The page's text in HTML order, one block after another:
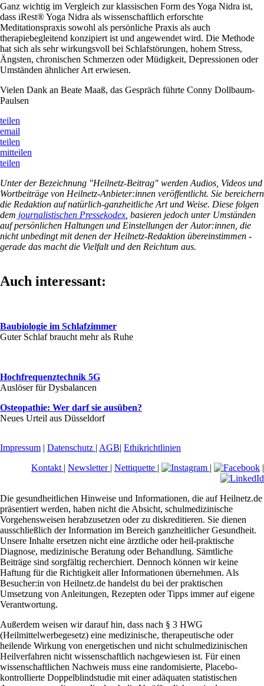
Ganz wichtig im Vergleich zur klassischen Form des Yoga Nidra ist,
dass iRest® Yoga Nidra als wissenschaftlich erforschte
Meditationspraxis sowohl als persönliche Praxis als auch
therapiebegleitend konzipiert ist und angewendet wird. Die Methode
hat sich als sehr wirkungsvoll bei Schlafstörungen, hohem Stress,
Ängsten, chronischen Schmerzen oder Müdigkeit, Depressionen oder
Umständen ähnlicher Art erwiesen.
Vielen Dank an Beate Maaß, das Gespräch führte Conny Dollbaum-
Paulsen
teilen
email
teilen
mitteilen
teilen
Unter der Bezeichnung "Heilnetz-Beitrag" werden Audios, Videos und
Wortbeiträge von Heilnetz-Anbieter:innen veröffentlicht. Sie bereichern
die Redaktion auf natürlich-ganzheitliche Art und Weise. Diese folgen
dem journalistischen Pressekodex , basieren jedoch unter Umständen
auf persönlichen Haltungen und Einstellungen der Autor:innen, die
nicht unbedingt mit denen der Heilnetz-Redaktion übereinstimmen -
gerade das macht die Vielfalt und den Reichtum aus.
Auch interessant:
Baubiologie im Schlafzimmer
Guter Schlaf braucht mehr als Ruhe
Hochfrequenztechnik 5G
Auslöser für Dysbalancen
Osteopathie: Wer darf sie ausüben?
Neues Urteil aus Düsseldorf
Impressum | Datenschutz | AGB| Ethikrichtlinien
Kontakt | Newsletter | Nettiquette | | |
Die gesundheitlichen Hinweise und Informationen, die auf Heilnetz.de
präsentiert werden, haben nicht die Absicht, schulmedizinische
Vorgehensweisen herabzusetzen oder zu diskreditieren. Sie dienen
ausschließlich der Information im Bereich ganzheitlicher Gesundheit.
Unsere Inhalte ersetzen nicht eine ärztliche oder heil-praktische
Diagnose, medizinische Beratung oder Behandlung. Sämtliche
Beiträge sind sorgfältig recherchiert. Dennoch können wir keine
Haftung für die Richtigkeit aller Informationen übernehmen. Als
Besucher:in von Heilnetz.de handelst du bei der praktischen
Umsetzung von Anleitungen, Rezepten oder Tipps immer auf eigene
Verantwortung.
Außerdem weisen wir darauf hin, dass nach § 3 HWG
(Heilmittelwerbegesetz) eine medizinische, therapeutische oder
heilende Wirkung von energetischen und nicht schulmedizinischen
Heilverfahren nicht wissenschaftlich nachgewiesen ist. Für einen
wissenschaftlichen Nachweis muss eine randomisierte, Placebo-
kontrollierte Doppelblindstudie mit einer adäquaten statistischen